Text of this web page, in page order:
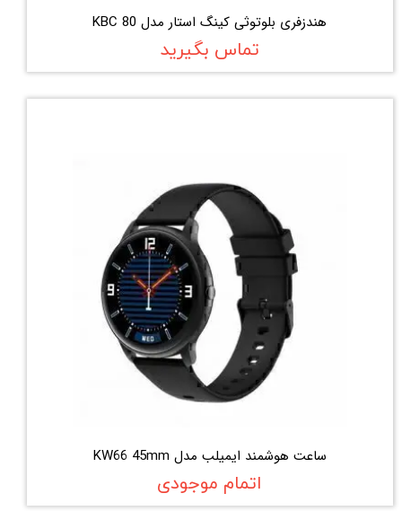
هندزفری بلوتوثی کینگ استار مدل KBC 80
تماس بگیرید
ساعت هوشمند ایمیلب مدل KW66 45mm
اتمام موجودی